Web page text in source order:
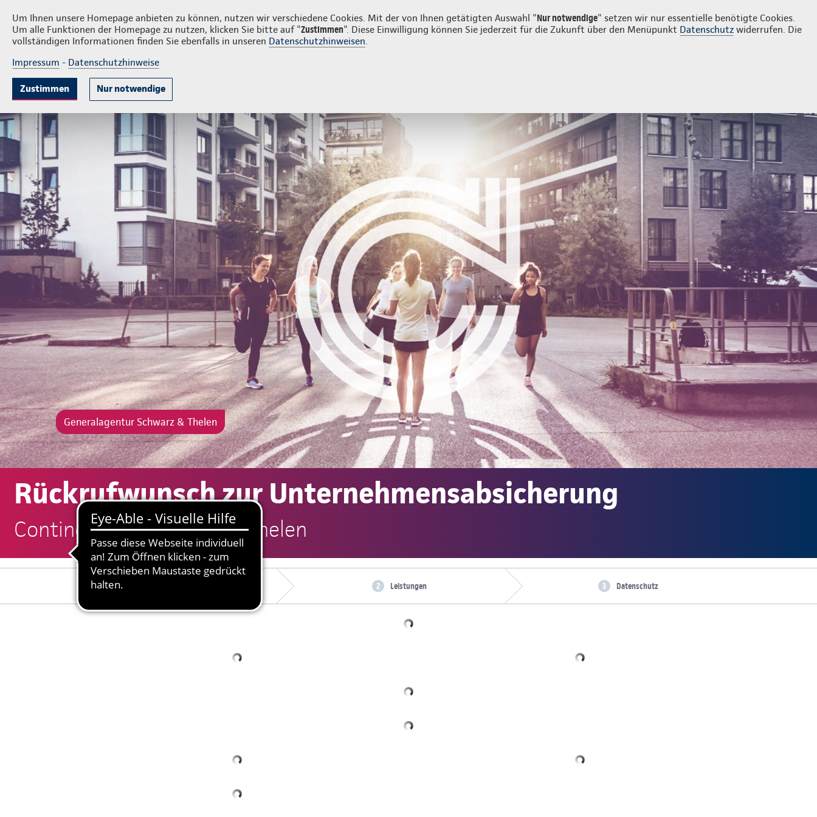
Um Ihnen unsere Homepage anbieten zu können, nutzen wir verschiedene Cookies. Mit der von Ihnen getätigten Auswahl "Nur notwendige" setzen wir nur essentielle benötigte Cookies.
Um alle Funktionen der Homepage zu nutzen, klicken Sie bitte auf "Zustimmen". Diese Einwilligung können Sie jederzeit für die Zukunft über den Menüpunkt Datenschutz widerrufen. Die
vollständigen Informationen finden Sie ebenfalls in unseren Datenschutzhinweisen.
Impressum - Datenschutzhinweise
Zustimmen Nur notwendige
Schwarz & Thelen PrivatkundenFirmenkunden Login Kontakt 030 67820808
KrankenversicherungLebensversicherung
Generalagentur Schwarz & Thelen GbR
Generalagentur Schwarz & Thelen
Rückrufwunsch zur Unternehmensabsicherung
Continentale: Schwarz & Thelen
Leistungen Datenschutz